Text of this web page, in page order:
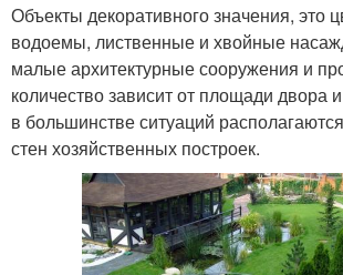
Объекты декоративного значения, это
водоемы, лиственные и хвойные
малые архитектурные сооружения и
количество зависит от площади двора
в большинстве ситуаций
стен хозяйственных построек.